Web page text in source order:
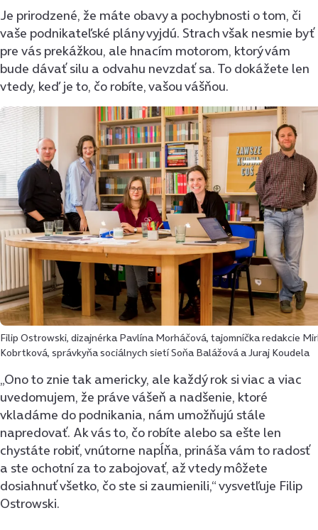
Je prirodzené, že máte obavy a pochybnosti o tom, či
vaše podnikateľské plány vyjdú. Strach však nesmie byť
pre vás prekážkou, ale hnacím motorom, ktorý vám
bude dávať silu a odvahu nevzdať sa. To dokážete len
vtedy, keď je to, čo robíte, vašou vášňou.
Filip Ostrowski, dizajnérka Pavlína Morháčová, tajomníčka redakcie
Kobrtková, správkyňa sociálnych sietí Soňa Balážová a Juraj Koudela
„Ono to znie tak americky, ale každý rok si viac a viac
uvedomujem, že práve vášeň a nadšenie, ktoré
vkladáme do podnikania, nám umožňujú stále
napredovať. Ak vás to, čo robíte alebo sa ešte len
chystáte robiť, vnútorne napĺňa, prináša vám to radosť
a ste ochotní za to zabojovať, až vtedy môžete
dosiahnuť všetko, čo ste si zaumienili,“ vysvetľuje Filip
Ostrowski.